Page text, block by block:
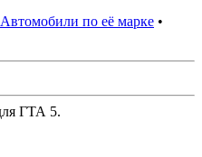
Автомобили по её марке •
ГТА 5.